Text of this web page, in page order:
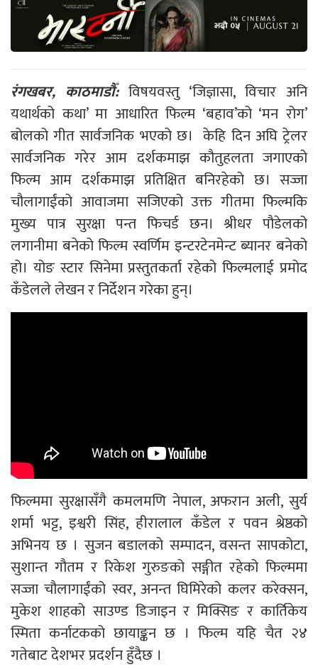
रंगखबर, काठमाडौँ: विषयवस्तु ‘जिज्ञासा, विचार अनि
यथार्थको कथा’ मा आधारित फिल्म ‘बहाव’को ‘मन रोग’
बोलको गीत सार्वजनिक भएको छ। केहि दिन अघि ट्रेलर
सार्वजनिक गरेर आम दर्शकमाझ कौतुहलता जगाएको
फिल्म आम दर्शकमाझ प्रतिक्षित बनिरहेको छ। सज्जा
चौलागाईंको आवाजमा सजिएको उक्त गीतमा फिल्मकि
मुख्य पात्र सुरक्षा पन्त फिचर्ड छन। श्रीधर पौडेलको
लगानीमा बनेको फिल्म स्वर्णिम इन्टरटेनमेन्ट ब्यानर बनेको
हो। योङ स्टार सिनेमा प्रस्तुतकर्ता रहेको फिल्मलाई प्रमोद
कँडेलले लेखन र निर्देशन गरेका हुन्।
फिल्ममा सुरक्षासँगै कमलमणि नेपाल, अफरान अली, सुर्य
शर्मा भट्ट, इश्वरी सिंह, हीरालाल कँडेल र पवन श्रेष्ठको
अभिनय छ । सुजन बडालको सम्पादन, वसन्त सापकोटा,
सुशान्त गौतम र रिकेश गुरुङको सङ्गीत रहेको फिल्ममा
सज्जा चौलागाईंको स्वर, अनन्त घिमिरेको कलर करेक्सन,
मुकेश शाहको साउण्ड डिजाइन र मिक्सिङ र कार्तिकेय
स्मिता कर्नाटकको छायाङ्कन छ । फिल्म यहि चैत २४
गतेबाट देशभर प्रदर्शन हुँदैछ ।